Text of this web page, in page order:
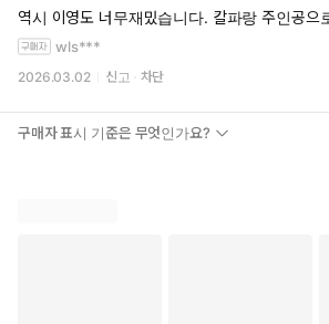
역시 이영도 너무재밌습니다. 칼파랑 주인공으
wls***
2026.03.02 신고 차단
구매자 표시 기준은 무엇인가요?